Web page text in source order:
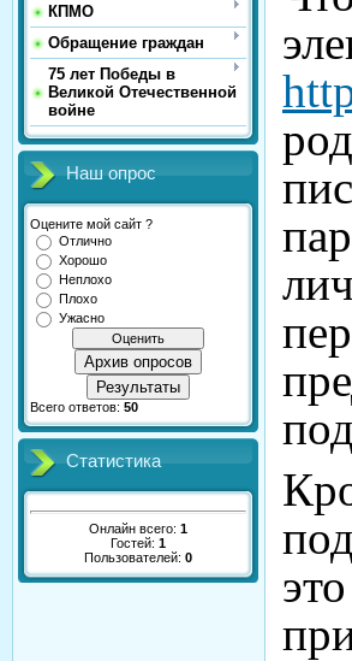
КПМО
Обращение граждан
75 лет Победы в
Великой Отечественной
войне
Наш опрос
Оцените мой сайт ?
Отлично
Хорошо
Неплохо
Плохо
Ужасно
Архив опросов
Результаты
Всего ответов: 50
Статистика
Онлайн всего: 1
Гостей: 1
Пользователей: 0